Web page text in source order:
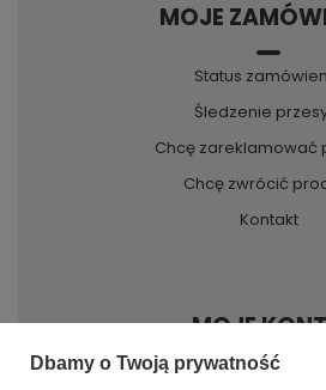
MOJE
Status
Śledzenie
Chcę zareklamować
Chcę zwrócić
Kontakt
MOJE
Dbamy o Twoją prywatność